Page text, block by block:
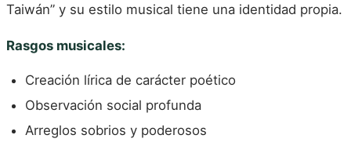
Taiwán” y su estilo musical tiene una identidad propia.
Rasgos musicales:
Creación lírica de carácter poético
Observación social profunda
Arreglos sobrios y poderosos